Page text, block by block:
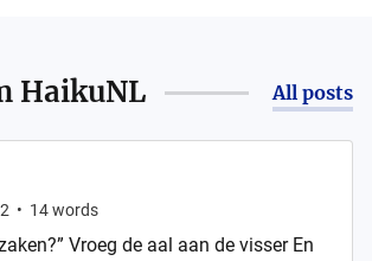
HaikuNL All posts
• 14words
Vroeg de aal aan de visser En